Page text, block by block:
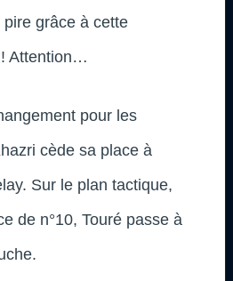
pire grâce à cette
Attention…
pour les
cède sa place à
Sur le plan tactique,
de n°10, Touré passe à